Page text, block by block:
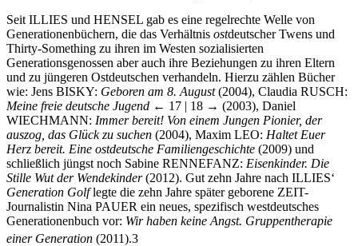
Seit ILLIES und HENSEL gab es eine regelrechte Welle von
Generationenbüchern, die das Verhältnis ostdeutscher Twens und
Thirty-Something zu ihren im Westen sozialisierten
Generationsgenossen aber auch ihre Beziehungen zu ihren Eltern
und zu jüngeren Ostdeutschen verhandeln. Hierzu zählen Bücher
wie: Jens BISKY: Geboren am 8. August(2004), Claudia RUSCH:
Meine freie deutsche Jugend ← 17 | 18 → (2003), Daniel
WIECHMANN: Immer bereit! Von einem Jungen Pionier, der
auszog, das Glück zu suchen (2004), Maxim LEO: Haltet Euer
Herz bereit. Eine ostdeutsche Familiengeschichte (2009) und
schließlich jüngst noch Sabine RENNEFANZ: Eisenkinder. Die
Stille Wut der Wendekinder(2012). Gut zehn Jahre nach ILLIES‘
Generation Golflegte die zehn Jahre später geborene ZEIT-
Journalistin Nina PAUER ein neues, spezifisch westdeutsches
Generationenbuch vor: Wir haben keine Angst. Gruppentherapie
einer Generation (2011).3